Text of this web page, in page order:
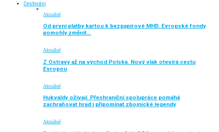
Cestování
Aktuálně
Od první platby kartou k bezpapírové MHD. Evropské fondy
pomohly změnit…
Aktuálně
Z Ostravy až na východ Polska. Nový vlak otevírá cestu
Evropou
Aktuálně
Hukvaldy ožívají. Přeshraniční spolupráce pomáhá
zachraňovat hrad i připomínat zbojnické legendy
Aktuálně